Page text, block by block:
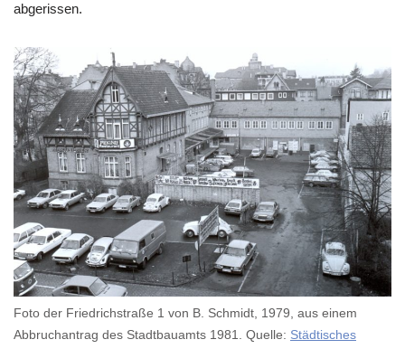
abgerissen.
Foto der Friedrichstraße 1 von B. Schmidt, 1979, aus einem
Abbruchantrag des Stadtbauamts 1981. Quelle: Städtisches